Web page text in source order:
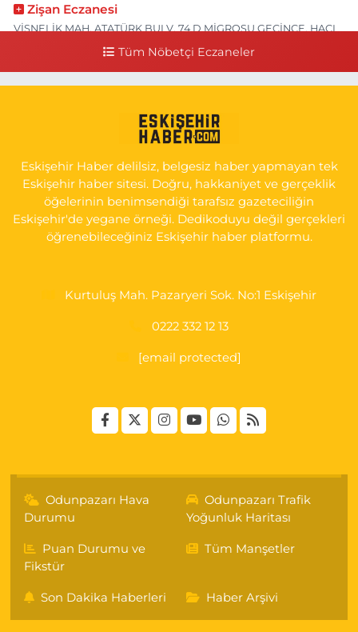
Zişan Eczanesi
VİŞNELİK MAH. ATATÜRK BULV. 74 D MİGROSU GEÇİNCE, HACI
KIRMIZITOPRAK MAH.ERCAN SOK. NO:14 C ESKİ HAVA
HASTANESİ POLİKLİNİK KAPISI KARŞISI
0 (222) 240 55 11 Yol Tarifi Al
Tüm Nöbetçi Eczaneler
Eskişehir Haber delilsiz, belgesiz haber yapmayan tek
Eskişehir haber sitesi. Doğru, hakkaniyet ve gerçeklik
öğelerinin benimsendiği tarafsız gazeteciliğin
Eskişehir'de yegane örneği. Dedikoduyu değil gerçekleri
öğrenebileceğiniz Eskişehir haber platformu.
Kurtuluş Mah. Pazaryeri Sok. No:1 Eskişehir
0222 332 12 13
[email protected]
Odunpazarı Hava
Durumu
Odunpazarı Trafik
Yoğunluk Haritası
Puan Durumu ve
Fikstür
Tüm Manşetler
Son Dakika Haberleri Haber Arşivi